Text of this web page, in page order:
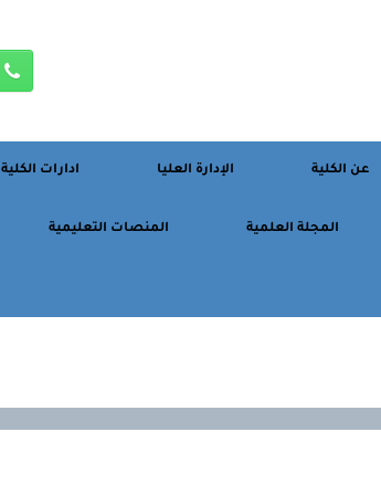
عن الكلية الإدارة العليا ادارات الكلية
المجلة العلمية المنصات التعليمية